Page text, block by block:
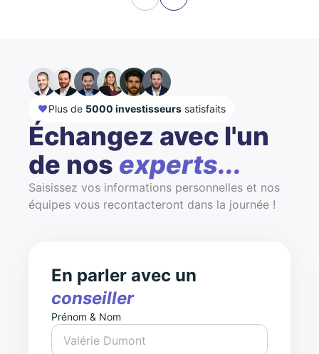
Plus de 5000 investisseurs satisfaits
Échangez avec l'un
de nos experts...
Saisissez vos informations personnelles et nos
équipes vous recontacteront dans la journée !
En parler avec un
conseiller
Prénom & Nom